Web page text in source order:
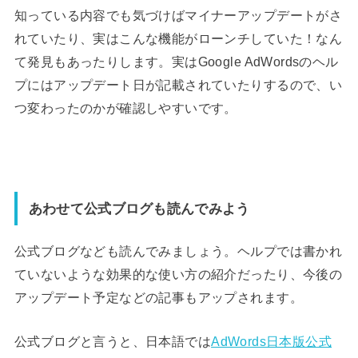
知っている内容でも気づけばマイナーアップデートがさ
れていたり、実はこんな機能がローンチしていた！なん
て発見もあったりします。実はGoogle AdWordsのヘル
プにはアップデート日が記載されていたりするので、い
つ変わったのかが確認しやすいです。
あわせて公式ブログも読んでみよう
公式ブログなども読んでみましょう。ヘルプでは書かれ
ていないような効果的な使い方の紹介だったり、今後の
アップデート予定などの記事もアップされます。
公式ブログと言うと、日本語ではAdWords日本版公式